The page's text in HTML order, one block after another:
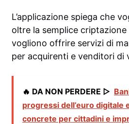
L’applicazione spiega che
oltre la semplice
vogliono offrire servizi di
per acquirenti e venditori di
🔥 DA NON PERDERE ▷
progressi dell’euro digitale
concrete per cittadini e